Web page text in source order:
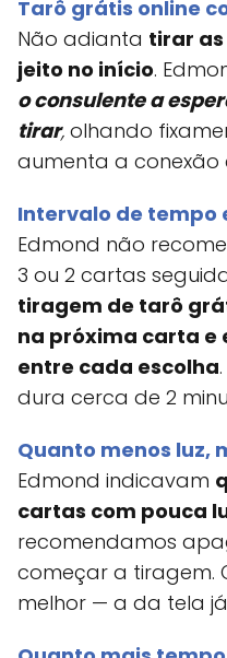
Tarô grátis online
Não adianta tirar
jeito no início.
o consulente a
tirar, olhando
aumenta a
Intervalo de tempo
Edmond não
3 ou 2 cartas
tiragem de tarô
na próxima carta e
entre cada escolha
dura cerca de 2
Quanto menos luz,
Edmond indicavam
cartas com pouca
recomendamos
começar a tiragem.
melhor — a da tela